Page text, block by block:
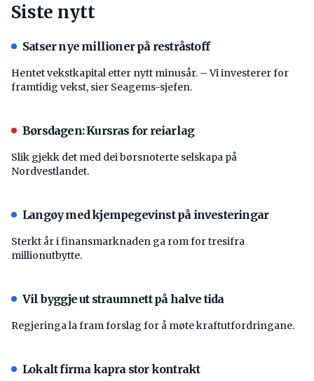
Siste nytt
Satser nye millioner på restråstoff
Hentet vekstkapital etter nytt minusår. – Vi investerer for
framtidig vekst, sier Seagems-sjefen.
Børsdagen: Kursras for reiarlag
Slik gjekk det med dei børsnoterte selskapa på
Nordvestlandet.
Langøy med kjempegevinst på investeringar
Sterkt år i finansmarknaden ga rom for tresifra
millionutbytte.
Vil byggje ut straumnett på halve tida
Regjeringa la fram forslag for å møte kraftutfordringane.
Lokalt firma kapra stor kontrakt